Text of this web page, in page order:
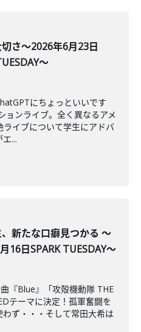
さ～2026年6月23日
～
にちょっといいです
ョンライブ。全く異なるアメ
ライブについて学生にアドバ
...
新たな口癖見つかる ～
16日SPARK TUESDAY～
『Blue』「攻殻機動隊 THE
テーマに決定！孤軍奮闘を
ず・・・そして常田大希は